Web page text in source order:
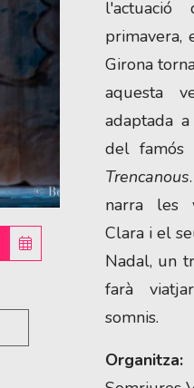
l'actuació
primavera,
Girona
aquesta
adaptada
del famós
Trencanous
narra les
Clara i el
Nadal, un
farà
somnis.
Organitza: